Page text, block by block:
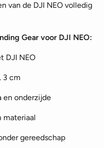
van de DJI NEO volledig
Gear voor DJI NEO:
DJI NEO
3 cm
en onderzijde
materiaal
gereedschap